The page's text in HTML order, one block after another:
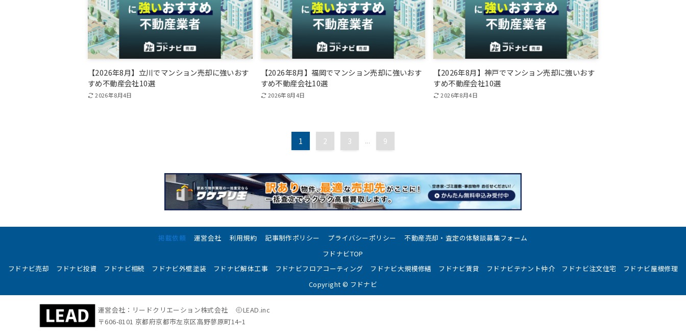
【2026年8月】立川でマンション売却に強いおす
すめ不動産会社10選
2026年8月4日
【2026年8月】福岡でマンション売却に強いおす
すめ不動産会社10選
2026年8月4日
【2026年8月】神戸でマンション売却に強いおす
すめ不動産会社10選
2026年8月4日
1 2 3 ... 9
掲載依頼 運営会社 利用規約 記事制作ポリシー プライバシーポリシー
不動産売却・査定の体験談募集フォーム
フドナビTOP
フドナビ売却
フドナビ投資 フドナビ相続 フドナビ外壁塗装 フドナビ解体工事 フドナビフロアコーティング フドナビ大規模修繕 フドナビ賃貸 フドナビテナント仲介 フドナビ注文住宅
フドナビ屋根修理
Copyright ©︎ フドナビ
運営会社：リードクリエーション株式会社
LEAD.inc
〒606-8101 京都府京都市左京区高野蓼原町14ｰ1